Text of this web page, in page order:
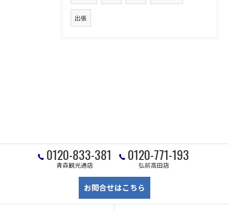
出張
0120-833-381
青森観光通店
0120-771-193
弘前高田店
お問合せはこちら